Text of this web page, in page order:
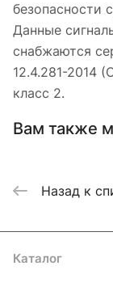
безопасности
Данные
снабжаются
12.4.281-2014
класс 2.
Вам также
Назад к
Каталог